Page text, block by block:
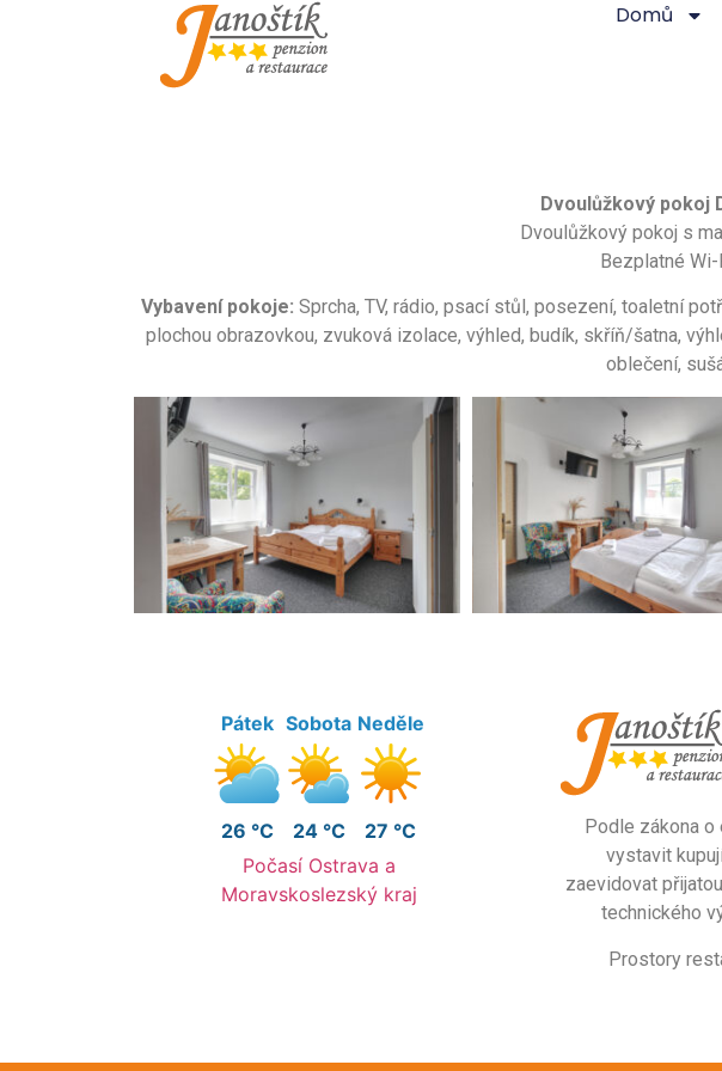
Domů
Dvoulůžkový pokoj
Dvoulůžkový pokoj s
Bezplatné
Vybavení pokoje: Sprcha, TV, rádio, psací stůl , posezení, toaletní
plochou obrazovkou, zvuková izolace, výhled, budík, skříň/šatna,
oblečení,
Pátek
26 °C
Sobota
24 °C
Neděle
27 °C
Počasí Ostrava a
Moravskoslezský kraj
Podle zákona
vystavit
zaevidovat
technického
Prostory